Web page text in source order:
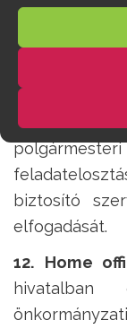
10.
átláthatóvá
folyamatát.
11.
biztosító
elfogadását.
12. Home